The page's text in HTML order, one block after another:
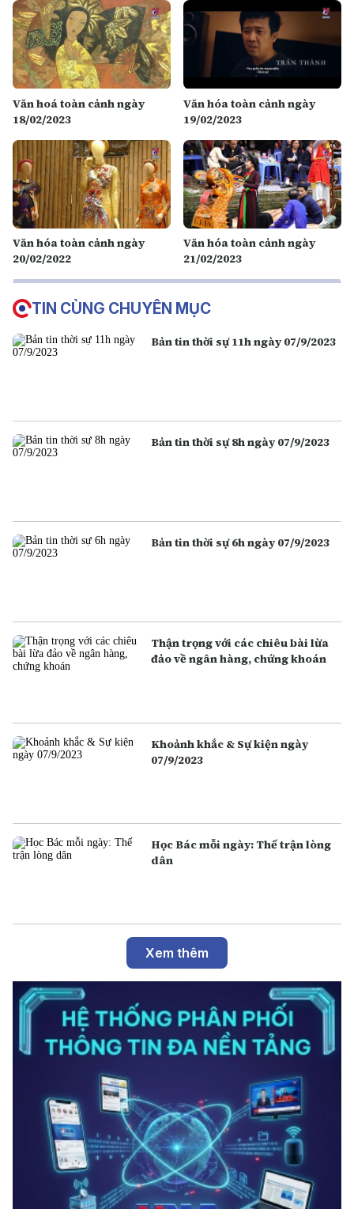
Văn hoá toàn cảnh ngày
18/02/2023
Văn hóa toàn cảnh ngày
19/02/2023
Văn hóa toàn cảnh ngày
20/02/2022
Văn hóa toàn cảnh ngày
21/02/2023
TIN CÙNG CHUYÊN MỤC
Bản tin thời sự 11h ngày 07/9/2023
Bản tin thời sự 8h ngày 07/9/2023
Bản tin thời sự 6h ngày 07/9/2023
Thận trọng với các chiêu bài lừa
đảo về ngân hàng, chứng khoán
Khoảnh khắc & Sự kiện ngày
07/9/2023
Học Bác mỗi ngày: Thế trận lòng
dân
Xem thêm